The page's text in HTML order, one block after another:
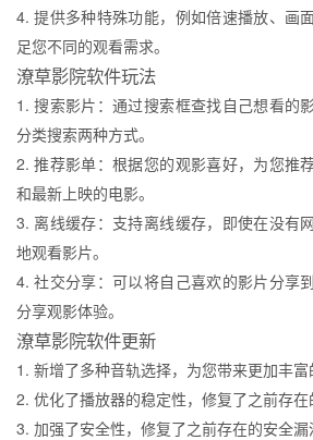
4. 提供多种特殊功能，例如倍速播放、画
足您不同的观看需求。
潦草影院软件玩法
1. 搜索影片：通过搜索框查找自己想看的
分类搜索两种方式。
2. 推荐影单：根据您的观影喜好，为您推
和最新上映的电影。
3. 离线缓存：支持离线缓存，即使在没有
地观看影片。
4. 社交分享：可以将自己喜欢的影片分享
分享观影体验。
潦草影院软件更新
1. 新增了多种音轨选择，为您带来更加丰富
2. 优化了播放器的稳定性，修复了之前存在
3. 加强了安全性，修复了之前存在的安全漏